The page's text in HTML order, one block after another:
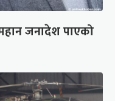
जनादेश पाएको